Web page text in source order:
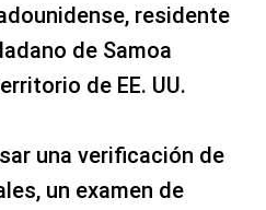
residente
de Samoa
de EE. UU.
una verificación de
un examen de